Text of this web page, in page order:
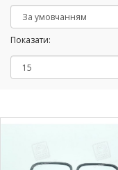
Показати: